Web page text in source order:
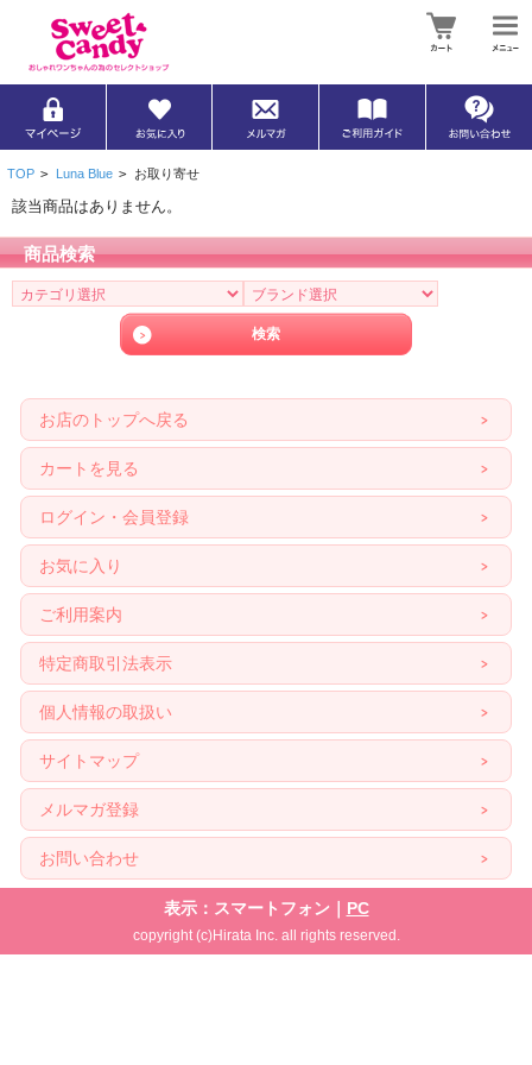
TOP > Luna Blue > お取り寄せ
該当商品はありません。
商品検索
お店のトップへ戻る
カートを見る
ログイン・会員登録
お気に入り
ご利用案内
特定商取引法表示
個人情報の取扱い
サイトマップ
メルマガ登録
お問い合わせ
表示：スマートフォン｜ PC
copyright (c)Hirata Inc. all rights reserved.